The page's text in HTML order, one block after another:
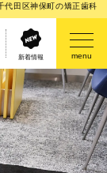
田区神保町の矯正歯科
新着情報 menu